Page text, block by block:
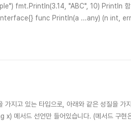
fmt.Println(3.14, "ABC", 10) Println 함
interface{} func Println(a ...any) (n int,
가지고 있는 타입으로, 아래와 같은 성질을 가
메서드 선언만 들어있습니다. (메서드 구현